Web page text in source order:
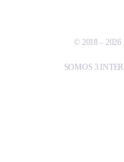
© 2018 – 2026
SOMOS 3